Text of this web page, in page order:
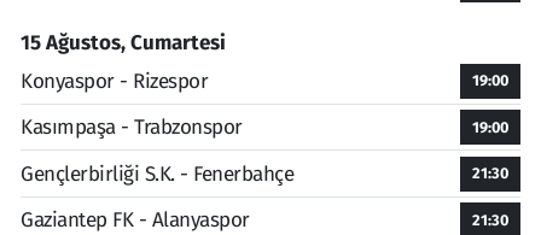
15 Ağustos, Cumartesi
Konyaspor - Rizespor
19:00
Kasımpaşa - Trabzonspor 19:00
Gençlerbirliği S.K. - Fenerbahçe 21:30
Gaziantep FK - Alanyaspor 21:30